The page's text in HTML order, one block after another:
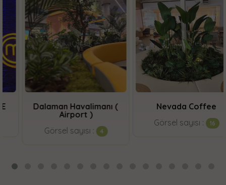
Dalaman Havalimanı (
Airport )
Görsel sayısı :
4
Nevada Coffee
Görsel sayısı :
16